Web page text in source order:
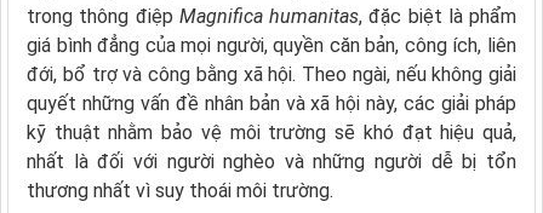
trong thông điệp Magnifica humanitas, đặc biệt là phẩm
giá bình đẳng của mọi người, quyền căn bản, công ích, liên
đới, bổ trợ và công bằng xã hội. Theo ngài, nếu không giải
quyết những vấn đề nhân bản và xã hội này, các giải pháp
kỹ thuật nhằm bảo vệ môi trường sẽ khó đạt hiệu quả,
nhất là đối với người nghèo và những người dễ bị tổn
thương nhất vì suy thoái môi trường.